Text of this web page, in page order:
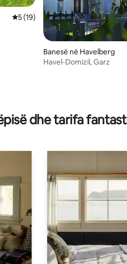
Vlerësimi mesatar 5 nga 5, 19
5 (19)
Banesë në Havelberg
Havel-Domizil, Garz
dhe tarifa